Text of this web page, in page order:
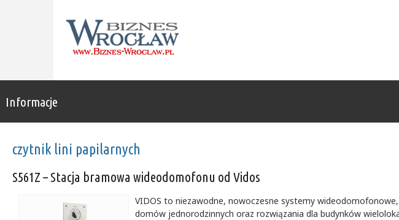
Informacje
czytnik lini papilarnych
S561Z – Stacja bramowa wideodomofonu od Vidos
VIDOS to niezawodne, nowoczesne systemy
domów jednorodzinnych oraz rozwiązania dla budynków